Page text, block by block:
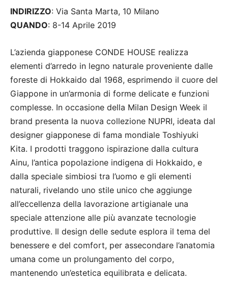
INDIRIZZO: Via Santa Marta, 10 Milano
QUANDO: 8-14 Aprile 2019
L’azienda giapponese CONDE HOUSE realizza
elementi d’arredo in legno naturale proveniente dalle
foreste di Hokkaido dal 1968, esprimendo il cuore del
Giappone in un’armonia di forme delicate e funzioni
complesse. In occasione della Milan Design Week il
brand presenta la nuova collezione NUPRI, ideata dal
designer giapponese di fama mondiale Toshiyuki
Kita. I prodotti traggono ispirazione dalla cultura
Ainu, l’antica popolazione indigena di Hokkaido, e
dalla speciale simbiosi tra l’uomo e gli elementi
naturali, rivelando uno stile unico che aggiunge
all’eccellenza della lavorazione artigianale una
speciale attenzione alle più avanzate tecnologie
produttive. Il design delle sedute esplora il tema del
benessere e del comfort, per assecondare l’anatomia
umana come un prolungamento del corpo,
mantenendo un’estetica equilibrata e delicata.